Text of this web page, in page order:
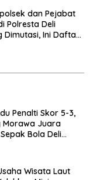
dan Pejabat
Polresta Deli
Dimutasi, Ini Daftar
Penalti Skor 5-3,
Morawa Juara
Bola Deli
Wisata Laut